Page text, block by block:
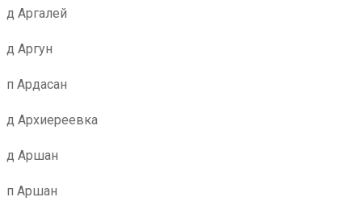
д Аргалей
д Аргун
п Ардасан
д Архиереевка
д Аршан
п Аршан